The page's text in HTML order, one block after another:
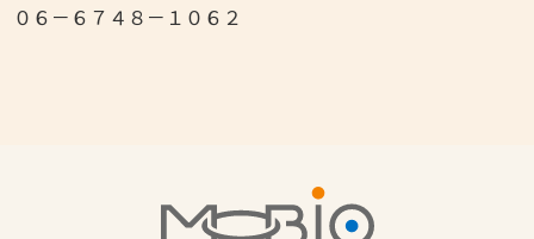
０６－６７４８－１０６２